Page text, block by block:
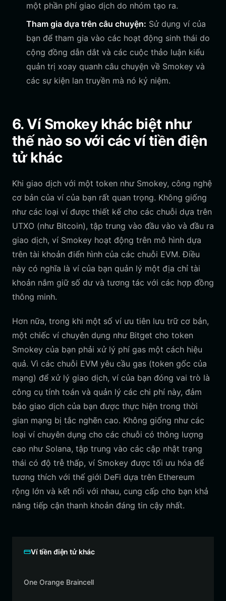
một phần phí giao dịch do nhóm tạo ra.
Tham gia dựa trên câu chuyện: Sử dụng ví của
bạn để tham gia vào các hoạt động sinh thái do
cộng đồng dẫn dắt và các cuộc thảo luận kiểu
quản trị xoay quanh câu chuyện về Smokey và
các sự kiện lan truyền mà nó kỷ niệm.
6. Ví Smokey khác biệt như
thế nào so với các ví tiền điện
tử khác
Khi giao dịch với một token như Smokey, công nghệ
cơ bản của ví của bạn rất quan trọng. Không giống
như các loại ví được thiết kế cho các chuỗi dựa trên
UTXO (như Bitcoin), tập trung vào đầu vào và đầu ra
giao dịch, ví Smokey hoạt động trên mô hình dựa
trên tài khoản điển hình của các chuỗi EVM. Điều
này có nghĩa là ví của bạn quản lý một địa chỉ tài
khoản nắm giữ số dư và tương tác với các hợp đồng
thông minh.
Hơn nữa, trong khi một số ví ưu tiên lưu trữ cơ bản,
một chiếc ví chuyên dụng như Bitget cho token
Smokey của bạn phải xử lý phí gas một cách hiệu
quả. Vì các chuỗi EVM yêu cầu gas (token gốc của
mạng) để xử lý giao dịch, ví của bạn đóng vai trò là
công cụ tính toán và quản lý các chi phí này, đảm
bảo giao dịch của bạn được thực hiện trong thời
gian mạng bị tắc nghẽn cao. Không giống như các
loại ví chuyên dụng cho các chuỗi có thông lượng
cao như Solana, tập trung vào các cập nhật trạng
thái có độ trễ thấp, ví Smokey được tối ưu hóa để
tương thích với thế giới DeFi dựa trên Ethereum
rộng lớn và kết nối với nhau, cung cấp cho bạn khả
năng tiếp cận thanh khoản đáng tin cậy nhất.
Ví tiền điện tử khác
One Orange Braincell